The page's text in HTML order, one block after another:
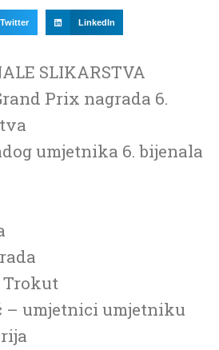
Twitter LinkedIn
SLIKARSTVA
Prix nagrada 6.
umjetnika 6. bijenala
Trokut
– umjetnici umjetniku